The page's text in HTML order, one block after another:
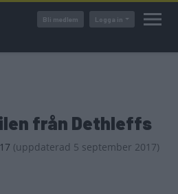
Bli medlem Logga in
från Dethleffs
(uppdaterad 5 september 2017)